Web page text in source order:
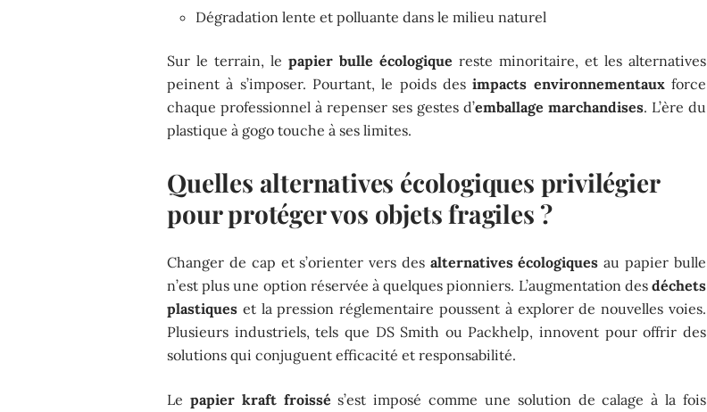
Dégradation lente et polluante dans le milieu naturel
Sur le terrain, lepapier bulle écologique reste minoritaire, et les alternatives
peinent à s’imposer. Pourtant, le poids desimpacts environnementaux force
chaque professionnel à repenser ses gestes d’emballage marchandises. L’ère du
plastique à gogo touche à ses limites.
Quelles alternatives écologiques privilégier
pour protéger vos objets fragiles ?
Changer de cap et s’orienter vers des alternatives écologiques au papier bulle
n’est plus une option réservée à quelques pionniers. L’augmentation des déchets
plastiques et la pression réglementaire poussent à explorer de nouvelles voies.
Plusieurs industriels, tels que DS Smith ou Packhelp, innovent pour offrir des
solutions qui conjuguent efficacité et responsabilité.
Le papier kraft froissé s’est imposé comme une solution de calage à la fois